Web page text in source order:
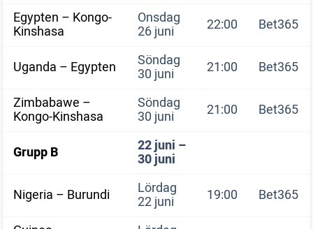
Egypten – Kongo-
Kinshasa
Onsdag
26 juni 22:00 Bet365
Uganda – Egypten Söndag
30 juni 21:00
Bet365
Zimbabawe –
Kongo-Kinshasa
Söndag
30 juni 21:00 Bet365
Grupp B 22 juni –
30 juni
Nigeria – Burundi
Lördag
22 juni 19:00
Bet365